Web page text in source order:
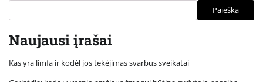
Paieška
Naujausi įrašai
Kas yra limfa ir kodėl jos tekėjimas svarbus sveikatai